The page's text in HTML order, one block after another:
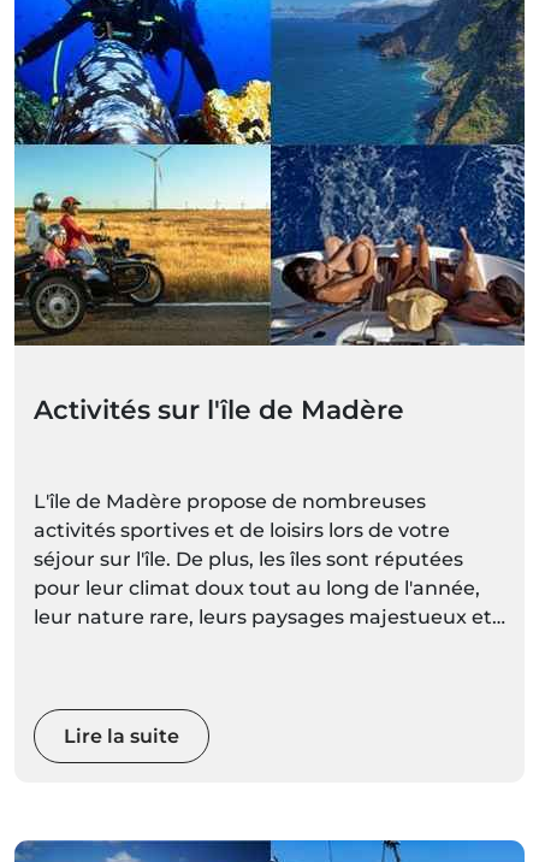
Activités sur l'île de Madère
L'île de Madère propose de nombreuses
activités sportives et de loisirs lors de votre
séjour sur l'île. De plus, les îles sont réputées
pour leur climat doux tout au long de l'année,
leur nature rare, leurs paysages majestueux et
magnifiques, vous pourrez choisir une activité
plus calme, ou réveiller votre adrénaline avec
des sports extrêmes.
Lire la suite